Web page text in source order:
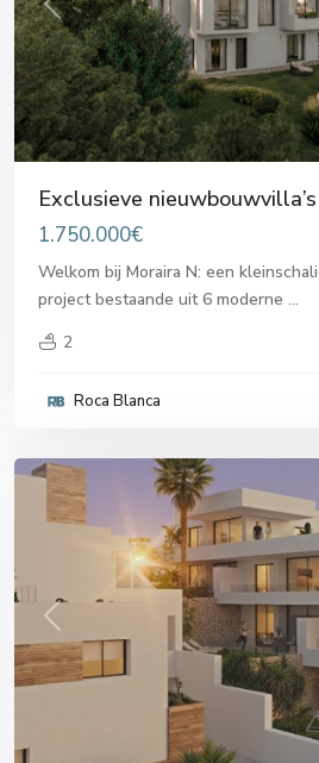
Previous
Exclusieve
1.750.000€
Welkom bij Moraira N: een
project bestaande uit 6 moderne ...
2
Roca Blanca
del
Previous